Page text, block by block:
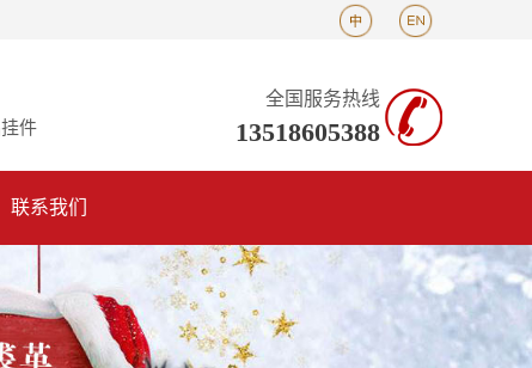
件
全国服务热线
13518605388
联系我们